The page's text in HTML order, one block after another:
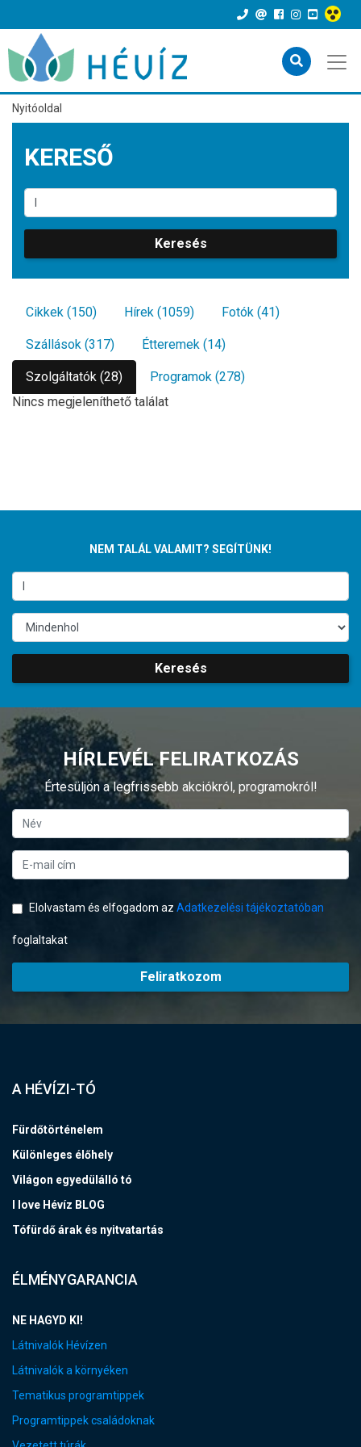
Nyitóoldal
KERESŐ
Keresés
Cikkek (150) Hírek (1059) Fotók (41)
Szállások (317) Étteremek (14)
Szolgáltatók (28)
Programok (278)
Nincs megjeleníthető találat
NEM TALÁL VALAMIT? SEGÍTÜNK!
Keresés
HÍRLEVÉL FELIRATKOZÁS
Értesüljön a legfrissebb akciókról, programokról!
Elolvastam és elfogadom az Adatkezelési tájékoztatóban
foglaltakat
Feliratkozom
A HÉVÍZI-TÓ
Fürdőtörténelem
Különleges élőhely
Világon egyedülálló tó
I love Hévíz BLOG
Tófürdő árak és nyitvatartás
ÉLMÉNYGARANCIA
NE HAGYD KI!
Látnivalók Hévízen
Látnivalók a környéken
Tematikus programtippek
Programtippek családoknak